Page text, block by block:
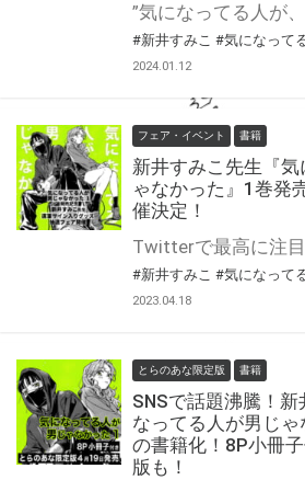
#新井すみこ #気になって
2024.01.12
フェア・イベント 書籍
新井すみこ先生『
ゃなかった』1巻発
催決定！
#新井すみこ #気になって
2023.04.18
とらのあな限定版 書籍
SNSで話題沸騰！
なってる人が男じ
の書籍化！8P小冊
版も！